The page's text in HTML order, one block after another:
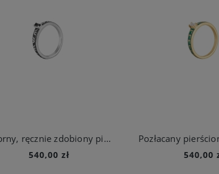
Srebrny, ręcznie zdobiony pierścionek z kolekcji Minakari
540,00 zł 540,00